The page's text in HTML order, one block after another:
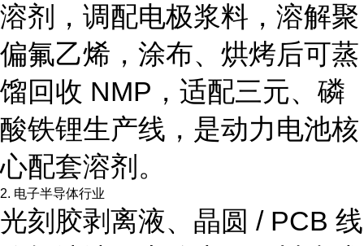
溶剂，调配电极浆料，溶解聚
偏氟乙烯，涂布、烘烤后可蒸
馏回收 NMP，适配三元、磷
酸铁锂生产线，是动力电池核
心配套溶剂。
2. 电子半导体行业
光刻胶剥离液、晶圆 / PCB 线